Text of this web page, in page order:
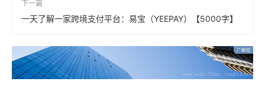
下一篇
一天了解一家跨境支付平台：易宝（YEEPAY）【5000字】